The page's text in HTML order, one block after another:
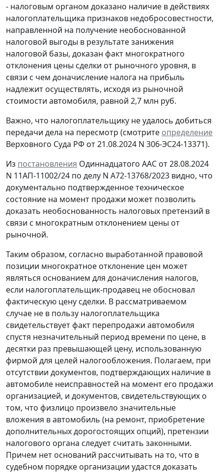
- налоговым органом доказано наличие в действиях
налогоплательщика признаков недобросовестности,
направленной на получение необоснованной
налоговой выгоды в результате занижения
налоговой базы, доказан факт многократного
отклонения цены сделки от рыночного уровня, в
связи с чем доначисление налога на прибыль
надлежит осуществлять, исходя из рыночной
стоимости автомобиля, равной 2,7 млн руб.
Важно, что налогоплательщику не удалось добиться
передачи дела на пересмотр (смотрите определение
Верховного Суда РФ от 21.08.2024 N 306-ЭС24-13371).
Из постановления Одиннадцатого ААС от 28.08.2024
N 11АП-11002/24 по делу N А72-13768/2023 видно, что
документально подтвержденное техническое
состояние на момент продажи может позволить
доказать необоснованность налоговых претензий в
связи с многократным отклонением цены от
рыночной.
Таким образом, согласно выработанной правовой
позиции многократное отклонение цен может
являться основанием для доначисления налогов,
если налогоплательщик-продавец не обосновал
фактическую цену сделки. В рассматриваемом
случае не в пользу налогоплательщика
свидетельствует факт перепродажи автомобиля
спустя незначительный период времени по цене, в
десятки раз превышающей цену, использованную
фирмой для целей налогообложения. Полагаем, при
отсутствии документов, подтверждающих наличие в
автомобиле неисправностей на момент его продажи
организацией, и документов, свидетельствующих о
том, что физлицо произвело значительные
вложения в автомобиль (на ремонт, приобретение
дополнительных дорогостоящих опций), претензии
налогового органа следует считать законными.
Причем нет оснований рассчитывать на то, что в
судебном порядке организации удастся доказать